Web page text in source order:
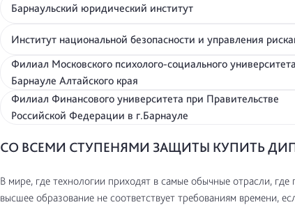
Барнаульский юридический институт
Институт национальной безопасности и управления
Филиал Московского психолого-социального
Барнауле Алтайского края
Филиал Финансового университета при Правительстве
Российской Федерации в г.Барнауле
СО ВСЕМИ СТУПЕНЯМИ ЗАЩИТЫ КУПИТЬ
В мире, где технологии приходят в самые обычные отрасли,
высшее образование не соответствует требованиям времени,